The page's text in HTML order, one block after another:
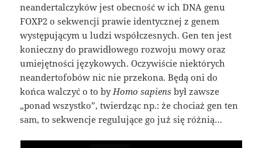
neandertalczyków jest obecność w ich DNA genu
FOXP2 o sekwencji prawie identycznej z genem
występującym u ludzi współczesnych. Gen ten jest
konieczny do prawidłowego rozwoju mowy oraz
umiejętności językowych. Oczywiście niektórych
neandertofobów nic nie przekona. Będą oni do
końca walczyć o to by Homo sapiens był zawsze
„ponad wszystko”, twierdząc np.: że chociaż gen ten
sam, to sekwencje regulujące go już się różnią…